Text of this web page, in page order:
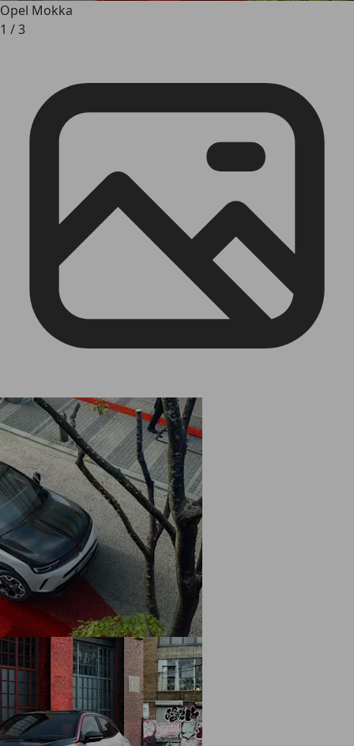
Opel Mokka
1 /3